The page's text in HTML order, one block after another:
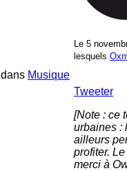
dans Musique
Le 5
lesquels
Tweeter
[Note : ce
urbaines :
ailleurs
profiter.
merci à